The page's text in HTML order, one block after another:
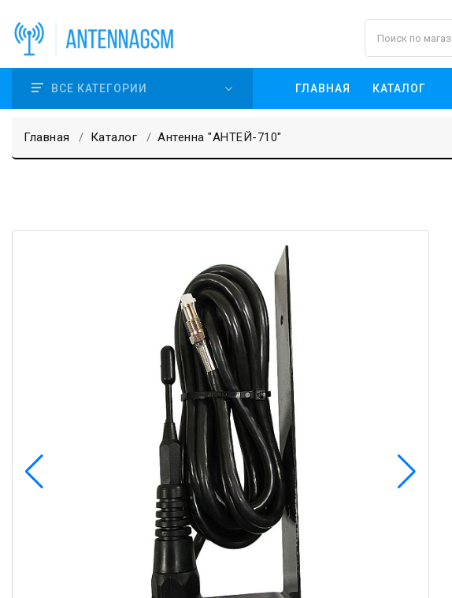
ВСЕ КАТЕГОРИИ ГЛАВНАЯ КАТАЛОГ
Главная Каталог Антенна "АНТЕЙ-710"